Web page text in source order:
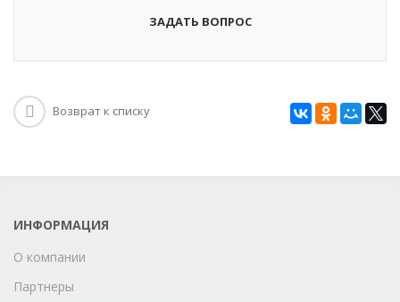
ЗАДАТЬ ВОПРОС
Возврат к списку
ИНФОРМАЦИЯ
О компании
Партнеры